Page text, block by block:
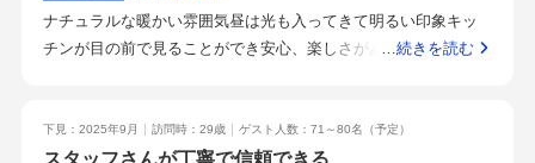
ング、生い立ち、エンドロール)。事前に試食会に参加し、1番高
いコースでお願いしました。その際、気になったポイントをお
美味しいね！」と声をかけて下さいました。料理長のお料理
ナチュラルな暖かい雰囲気昼は光も入ってきて明るい印象キッ
チンが目の前で見ることができ安心、楽しさがある全体的な会
ェフさんと予算を相談しながらカスタムすることができる良か
った。駅近親身に相談に乗ってくれるアルバイトさんが少し慣
…続きを読む
下見：2025年9月 訪問時：29歳 ゲスト人数：71～80名 （予定）
スタッフさんが丁寧で信頼できる